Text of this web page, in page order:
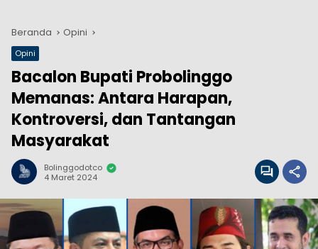
Beranda Opini
Opini
Bacalon Bupati Probolinggo
Memanas: Antara Harapan,
Kontroversi, dan Tantangan
Masyarakat
Bolinggodotco
4 Maret 2024